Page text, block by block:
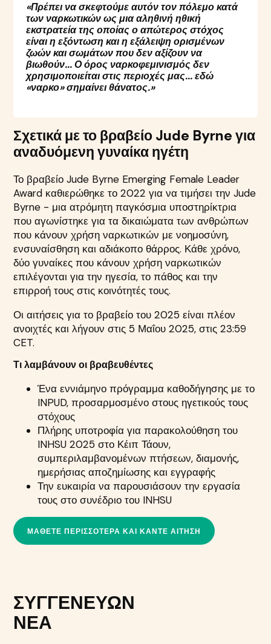
«Πρέπει να σκεφτούμε αυτόν τον πόλεμο κατά
των ναρκωτικών ως μια αληθινή ηθική
εκστρατεία της οποίας ο απώτερος στόχος
είναι η εξόντωση και η εξάλειψη ορισμένων
ζωών και σωμάτων που δεν αξίζουν να
βιωθούν... Ο όρος ναρκοφεμινισμός δεν
χρησιμοποιείται στις περιοχές μας... εδώ
«ναρκο» σημαίνει θάνατος.»
Σχετικά με το βραβείο Jude Byrne για
αναδυόμενη γυναίκα ηγέτη
Το βραβείο Jude Byrne Emerging Female Leader
Award καθιερώθηκε το 2022 για να τιμήσει την Jude
Byrne - μια ατρόμητη παγκόσμια υποστηρίκτρια
που αγωνίστηκε για τα δικαιώματα των ανθρώπων
που κάνουν χρήση ναρκωτικών με νοημοσύνη,
ενσυναίσθηση και αδιάκοπο θάρρος. Κάθε χρόνο,
δύο γυναίκες που κάνουν χρήση ναρκωτικών
επιλέγονται για την ηγεσία, το πάθος και την
επιρροή τους στις κοινότητές τους.
Οι αιτήσεις για το βραβείο του 2025 είναι πλέον
ανοιχτές και λήγουν στις 5 Μαΐου 2025, στις 23:59
CET.
Τι λαμβάνουν οι βραβευθέντες
Ένα εννιάμηνο πρόγραμμα καθοδήγησης με το
INPUD, προσαρμοσμένο στους ηγετικούς τους
στόχους
Πλήρης υποτροφία για παρακολούθηση του
INHSU 2025 στο Κέιπ Τάουν,
συμπεριλαμβανομένων πτήσεων, διαμονής,
ημερήσιας αποζημίωσης και εγγραφής
Την ευκαιρία να παρουσιάσουν την εργασία
τους στο συνέδριο του INHSU
ΜΆΘΕΤΕ ΠΕΡΙΣΣΌΤΕΡΑ ΚΑΙ ΚΆΝΤΕ ΑΊΤΗΣΗ
ΣΥΓΓΕΝΕΎΩΝ
ΝΈΑ